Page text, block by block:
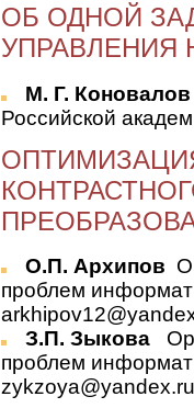
ОБ ОДНОЙ
УПРАВЛЕНИЯ
М. Г.
Российской
О.П. Архипов
проблем
З.П. Зыкова
проблем